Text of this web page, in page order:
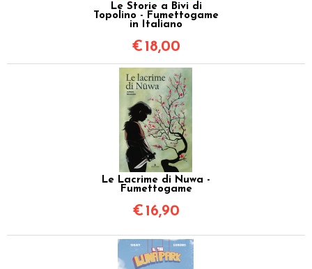
Le Storie a Bivi di
Topolino - Fumettogame
in Italiano
€ 18,00
Le Lacrime di Nuwa -
Fumettogame
€ 16,90